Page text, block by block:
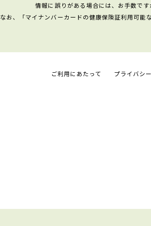
情報に誤りがある場合には、お手数で
なお、「マイナンバーカードの健康保険証利用可能
ご利用にあたって プライバシ